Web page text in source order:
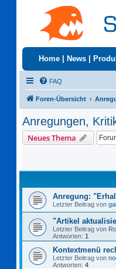
Home News
FAQ
Foren-Übersicht
Anregungen,
Neues Thema
Anregung:
Letzter Beitrag von
"Artikel
Letzter Beitrag von
Antworten: 1
Kontextmenü
Letzter Beitrag von
Antworten: 4